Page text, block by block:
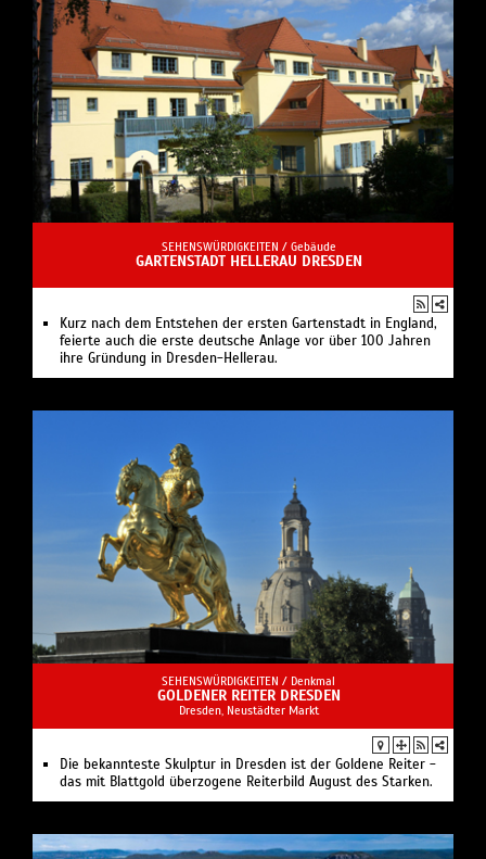
SEHENSWÜRDIGKEITEN / Gebäude
GARTENSTADT HELLERAU DRESDEN
Kurz nach dem Entstehen der ersten Gartenstadt in England,
feierte auch die erste deutsche Anlage vor über 100 Jahren
ihre Gründung in Dresden-Hellerau.
SEHENSWÜRDIGKEITEN / Denkmal
GOLDENER REITER DRESDEN
Dresden, Neustädter Markt
Die bekannteste Skulptur in Dresden ist der Goldene Reiter -
das mit Blattgold überzogene Reiterbild August des Starken.